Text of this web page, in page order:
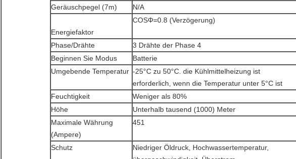
Geräuschpegel (7m)
N/A
Energiefaktor
COSΦ=0.8 (Verzögerung)
Phase/Drähte
3 Drähte der Phase 4
Beginnen Sie Modus
Batterie
Umgebende Temperatur -25°C zu 50°C. die Kühlmittelheizung ist
erforderlich, wenn die Temperatur unter 5°C ist
Feuchtigkeit
Weniger als 80%
Höhe
Unterhalb tausend (1000) Meter
Maximale Währung
(Ampere)
451
Schutz
Niedriger Öldruck, Hochwassertemperatur,